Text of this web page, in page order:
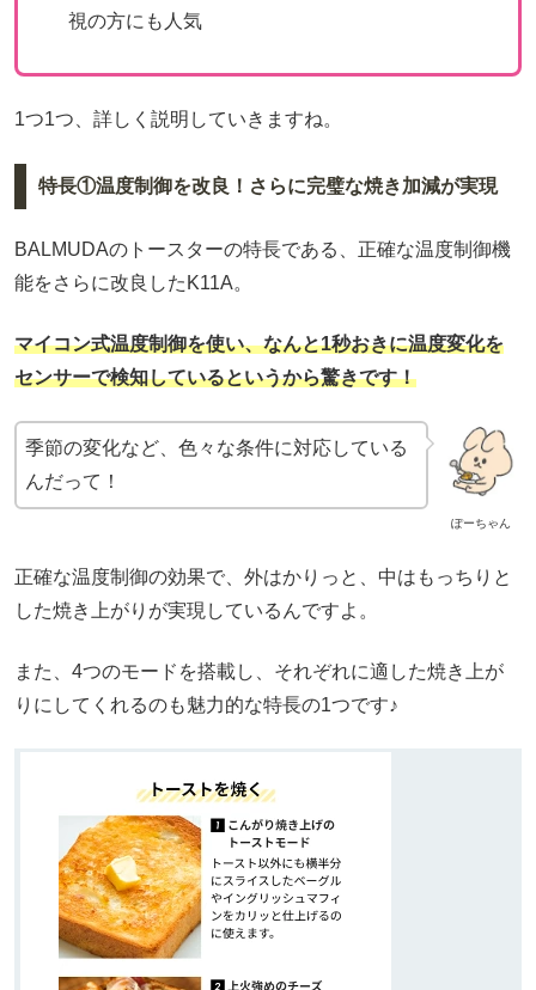
視の方にも人気
1つ1つ、詳しく説明していきますね。
特長①温度制御を改良！さらに完璧な焼き加減が実現
BALMUDAのトースターの特長である、正確な温度制御機
能をさらに改良したK11A。
マイコン式温度制御を使い、なんと1秒おきに温度変化を
センサーで検知しているというから驚きです！
ぽーちゃん
季節の変化など、色々な条件に対応している
んだって！
正確な温度制御の効果で、外はかりっと、中はもっちりと
した焼き上がりが実現しているんですよ。
また、4つのモードを搭載し、それぞれに適した焼き上が
りにしてくれるのも魅力的な特長の1つです♪